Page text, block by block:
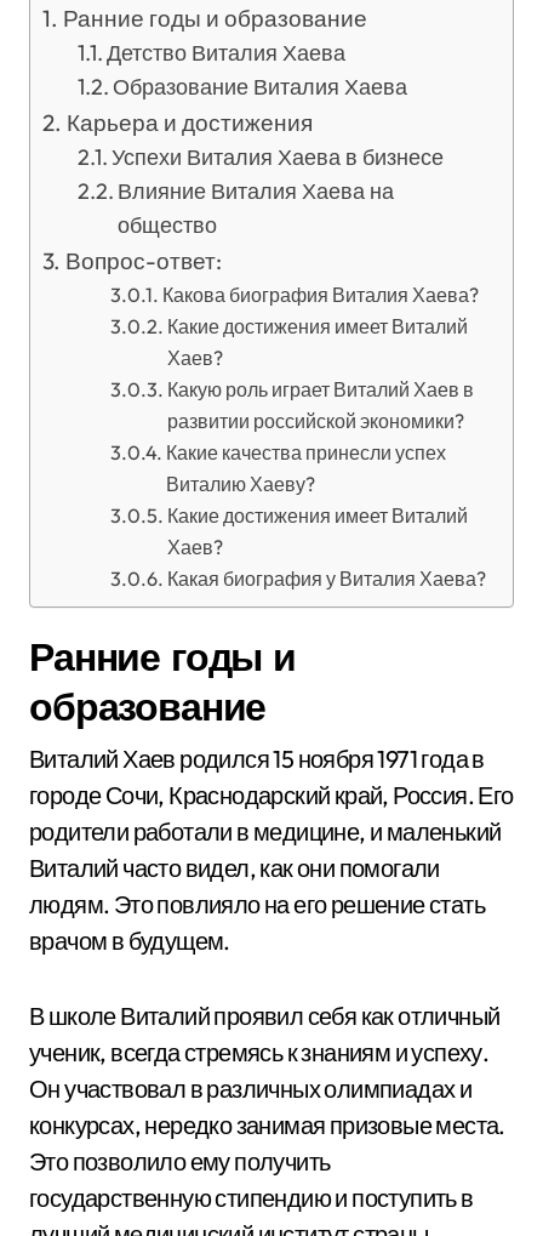
Ранние годы и образование
Детство Виталия Хаева
Образование Виталия Хаева
Карьера и достижения
Успехи Виталия Хаева в бизнесе
Влияние Виталия Хаева на
общество
Вопрос-ответ:
Какова биография Виталия Хаева?
Какие достижения имеет Виталий
Хаев?
Какую роль играет Виталий Хаев в
развитии российской экономики?
Какие качества принесли успех
Виталию Хаеву?
Какие достижения имеет Виталий
Хаев?
Какая биография у Виталия Хаева?
Ранние годы и
образование
Виталий Хаев родился 15 ноября 1971 года в
городе Сочи, Краснодарский край, Россия. Его
родители работали в медицине, и маленький
Виталий часто видел, как они помогали
людям. Это повлияло на его решение стать
врачом в будущем.
В школе Виталий проявил себя как отличный
ученик, всегда стремясь к знаниям и успеху.
Он участвовал в различных олимпиадах и
конкурсах, нередко занимая призовые места.
Это позволило ему получить
государственную стипендию и поступить в